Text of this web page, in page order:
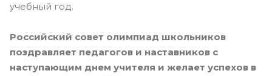
учебный год.
Российский совет олимпиад школьников
поздравляет педагогов и наставников с
наступающим днем учителя и желает успехов в